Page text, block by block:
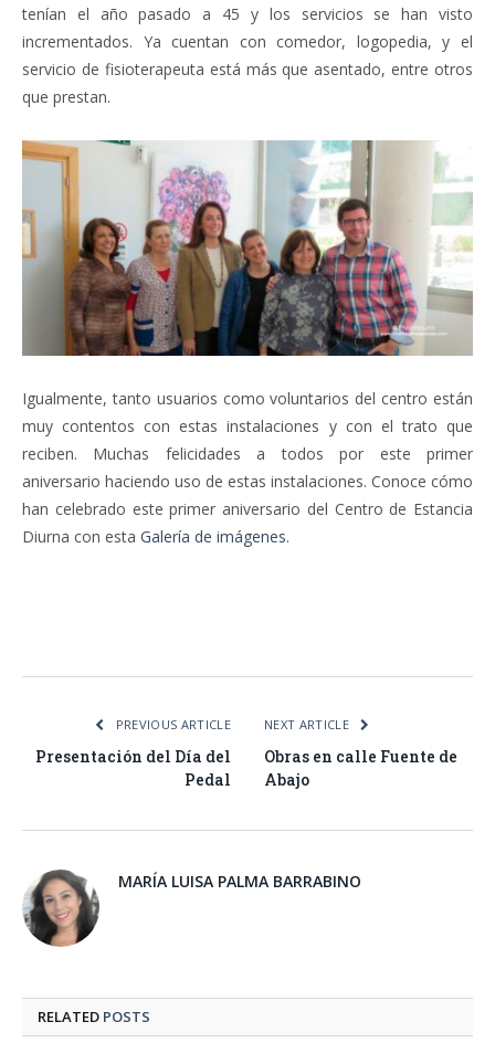
tenían el año pasado a 45 y los servicios se han visto
incrementados. Ya cuentan con comedor, logopedia, y el
servicio de fisioterapeuta está más que asentado, entre otros
que prestan.
Igualmente, tanto usuarios como voluntarios del centro están
muy contentos con estas instalaciones y con el trato que
reciben. Muchas felicidades a todos por este primer
aniversario haciendo uso de estas instalaciones. Conoce cómo
han celebrado este primer aniversario del Centro de Estancia
Diurna con esta Galería de imágenes.
PREVIOUS ARTICLE
Presentación del Día del
Pedal
NEXT ARTICLE
Obras en calle Fuente de
Abajo
MARÍA LUISA PALMA BARRABINO
RELATED POSTS